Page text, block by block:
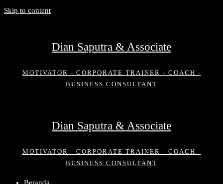
Skip to content
Dian Saputra & Associate
MOTIVATOR - CORPORATE TRAINER - COACH -
BUSINESS CONSULTANT
Dian Saputra & Associate
MOTIVATOR - CORPORATE TRAINER - COACH -
BUSINESS CONSULTANT